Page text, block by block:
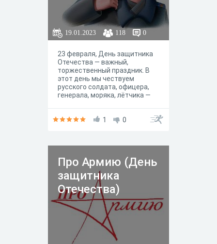
19.01.2023 118 0
23 февраля, День защитника
Отечества — важный,
торжественный праздник. В
этот день мы чествуем
русского солдата, офицера,
генерала, моряка, лётчика —
любимой Родины.
1 0
Про Армию (День
защитника
Отечества)